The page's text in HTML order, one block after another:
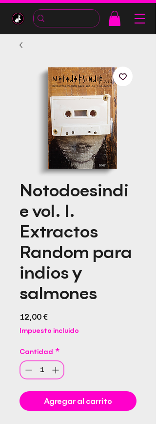
Notodoesindi
e vol. I.
Extractos
Random para
indios y
salmones
12,00 €Precio
Impuesto incluido
Cantidad *
Agregar al carrito